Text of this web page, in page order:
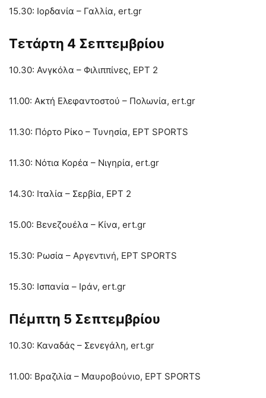
15.30: Ιορδανία – Γαλλία, ert.gr
Τετάρτη 4 Σεπτεμβρίου
10.30: Ανγκόλα – Φιλιππίνες, ΕΡΤ 2
11.00: Ακτή Ελεφαντοστού – Πολωνία, ert.gr
11.30: Πόρτο Ρίκο – Τυνησία, ΕΡΤ SPORTS
11.30: Νότια Κορέα – Νιγηρία, ert.gr
14.30: Ιταλία – Σερβία, ΕΡΤ 2
15.00: Βενεζουέλα – Κίνα, ert.gr
15.30: Ρωσία – Αργεντινή, ΕΡΤ SPORTS
15.30: Ισπανία – Ιράν, ert.gr
Πέμπτη 5 Σεπτεμβρίου
10.30: Καναδάς – Σενεγάλη, ert.gr
11.00: Βραζιλία – Μαυροβούνιο, ΕΡΤ SPORTS